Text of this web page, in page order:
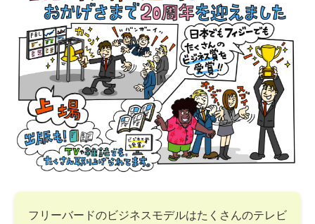
フリーバードのビジネスモデルはたくさんのテレビ